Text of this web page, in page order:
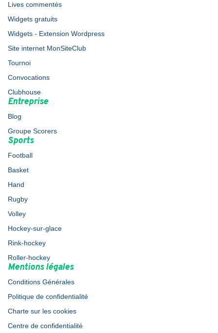
Lives commentés
Widgets gratuits
Widgets - Extension Wordpress
Site internet MonSiteClub
Tournoi
Convocations
Clubhouse
Entreprise
Blog
Groupe Scorers
Sports
Football
Basket
Hand
Rugby
Volley
Hockey-sur-glace
Rink-hockey
Roller-hockey
Mentions légales
Conditions Générales
Politique de confidentialité
Charte sur les cookies
Centre de confidentialité